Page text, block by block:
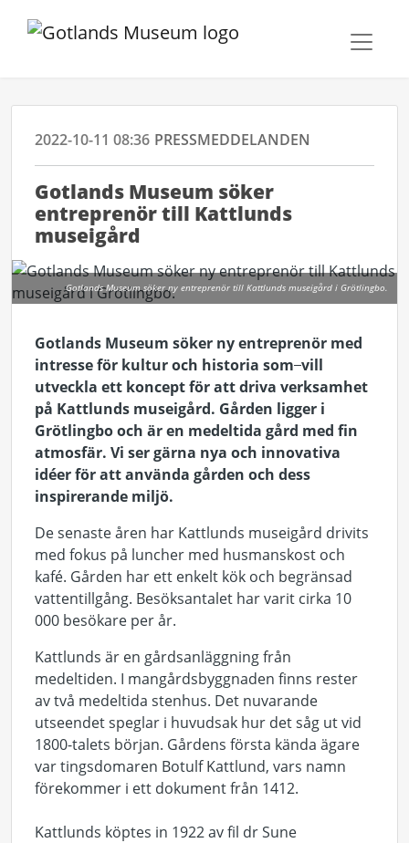
2022-10-11 08:36 PRESSMEDDELANDEN
Gotlands Museum söker
entreprenör till Kattlunds
museigård
Gotlands Museum söker ny entreprenör till Kattlunds museigård i Grötlingbo.
Gotlands Museum söker ny entreprenör med
intresse för kultur och historia som vill
utveckla ett koncept för att driva verksamhet
på Kattlunds museigård. Gården ligger i
Grötlingbo och är en medeltida gård med fin
atmosfär. Vi ser gärna nya och innovativa
idéer för att använda gården och dess
inspirerande miljö.
De senaste åren har Kattlunds museigård drivits
med fokus på luncher med husmanskost och
kafé. Gården har ett enkelt kök och begränsad
vattentillgång. Besöksantalet har varit cirka 10
000 besökare per år.
Kattlunds är en gårdsanläggning från
medeltiden. I mangårdsbyggnaden finns rester
av två medeltida stenhus. Det nuvarande
utseendet speglar i huvudsak hur det såg ut vid
1800-talets början. Gårdens första kända ägare
var tingsdomaren Botulf Kattlund, vars namn
förekommer i ett dokument från 1412.
Kattlunds köptes in 1922 av fil dr Sune